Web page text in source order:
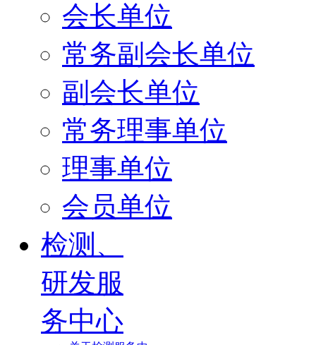
会长单位
常务副会长单位
副会长单位
常务理事单位
理事单位
会员单位
检测、
研发服
务中心